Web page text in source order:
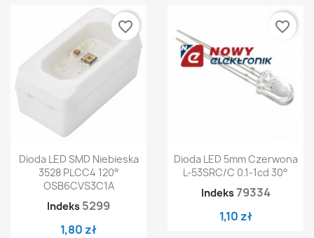
Dioda LED SMD Niebieska
3528 PLCC4 120°
OSB6CVS3C1A
Indeks 5299
1,80 zł
favorite_border
Dioda LED 5mm Czerwona
L-53SRC/C 0.1-1cd 30°
Indeks79334
1,10 zł
favorite_border